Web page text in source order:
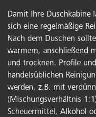
Damit Ihre Duschkabine
sich eine regelmäßige
Nach dem Duschen
warmem, anschließend
und trocknen. Profile
handelsüblichen
werden, z.B. mit
(Mischungsverhältnis
Scheuermittel, Alkohol